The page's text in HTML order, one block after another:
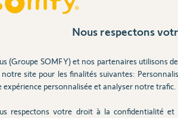
Nous respectons
(Groupe SOMFY) et nos partenaires utilisons
notre site pour les finalités suivantes:
expérience personnalisée et analyser notre trafic.
respectons votre droit à la confidentialité et